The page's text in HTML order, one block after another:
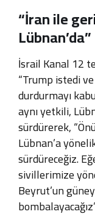
“İran ile
Lübnan’da”
İsrail Kanal 12
“Trump istedi
durdurmayı
aynı yetkili,
sürdürerek,
Lübnan’a
sürdüreceğiz.
sivillerimize
Beyrut’un